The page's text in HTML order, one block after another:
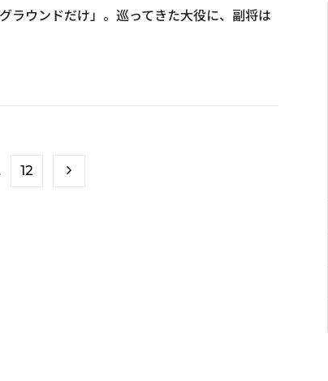
ラウンドだけ」。巡ってきた大役に、副将は
12